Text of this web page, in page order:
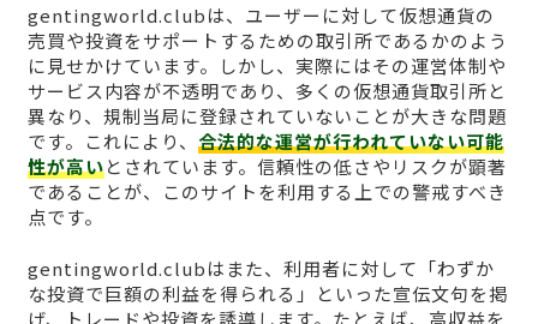
gentingworld.clubは、ユーザーに対して仮想通貨の
売買や投資をサポートするための取引所であるかのよう
に見せかけています。しかし、実際にはその運営体制や
サービス内容が不透明であり、多くの仮想通貨取引所と
異なり、規制当局に登録されていないことが大きな問題
です。これにより、 合法的な運営が行われていない可能
性が高いとされています。信頼性の低さやリスクが顕著
であることが、このサイトを利用する上での警戒すべき
点です。
gentingworld.clubはまた、利用者に対して「わずか
な投資で巨額の利益を得られる」といった宣伝文句を掲